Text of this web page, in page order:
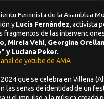
Feminista de la Asamblea
y Lucía Fernández, activista
fragmentos de las
Mireia Vehí, Georgina
y Luciana Peker.
de yotube de AMA
que se celebra en Villena
las señas de identidad de un